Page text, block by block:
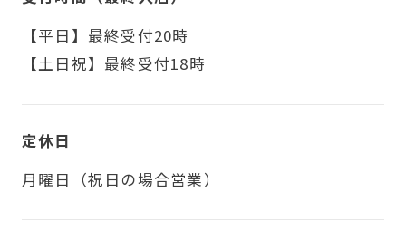
【平日】最終受付20時
【土日祝】最終受付18時
定休日
月曜日（祝日の場合営業）